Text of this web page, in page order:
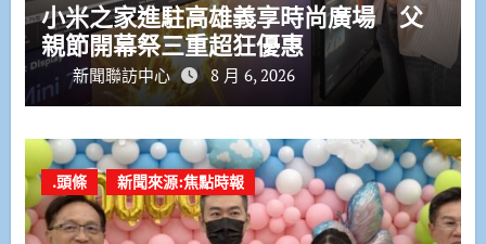
小米之家進駐高雄義享時尚廣場 父
親節開幕祭三重超狂優惠
新聞聯訪中心 8 月 6, 2026
.頭條 新聞來源:焦點時報